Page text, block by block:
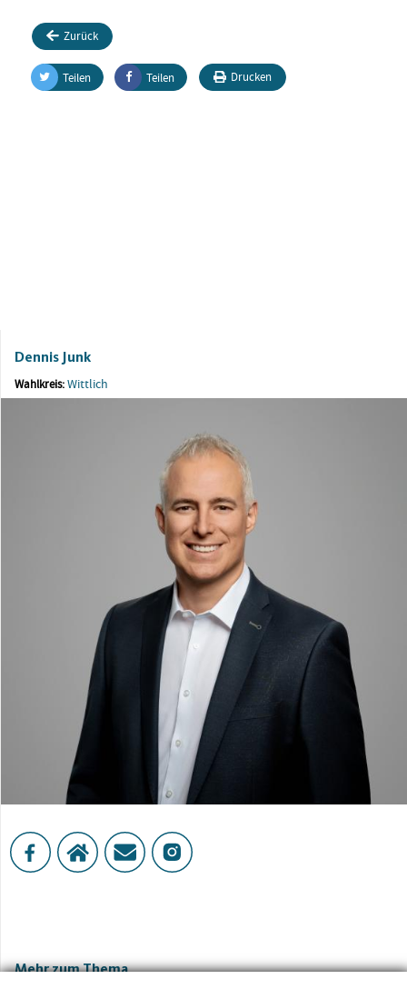
Zurück
Teilen Teilen Drucken
Dennis Junk
Wahlkreis:Wittlich
Mehr zum Thema